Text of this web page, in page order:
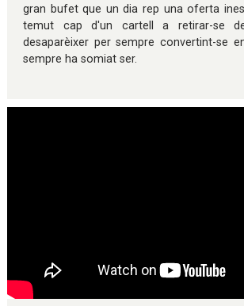
gran bufet que un dia rep una oferta
temut cap d'un cartell a retirar-se
desaparèixer per sempre convertint-se
sempre ha somiat ser.